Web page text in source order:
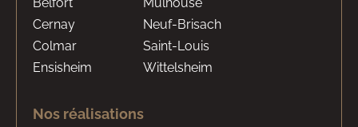
Cernay
Colmar
Ensisheim
Neuf-Brisach
Saint-Louis
Wittelsheim
Nos réalisations